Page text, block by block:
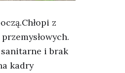
z
sanitarne i brak
kadry